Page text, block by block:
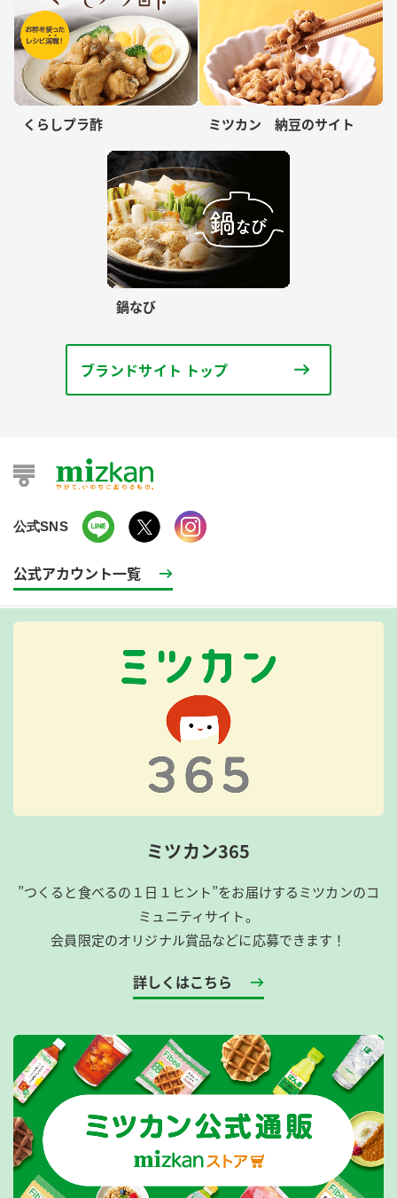
くらしプラ酢 ミツカン 納豆のサイト
鍋なび
ブランドサイト トップ
公式SNS
公式アカウント一覧
ミツカン365
”つくると食べるの１日１ヒント”をお届けするミツカンのコ
ミュニティサイト。
会員限定のオリジナル賞品などに応募できます！
詳しくはこちら